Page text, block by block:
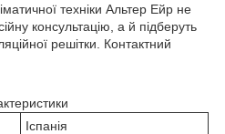
техніки Альтер Ейр не
консультацію, а й підберуть
решітки. Контактний
Іспанія